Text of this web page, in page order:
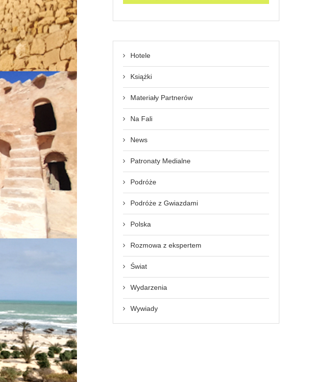
Hotele
Książki
Materiały Partnerów
Na Fali
News
Patronaty Medialne
Podróże
Podróże z Gwiazdami
Polska
Rozmowa z ekspertem
Świat
Wydarzenia
Wywiady